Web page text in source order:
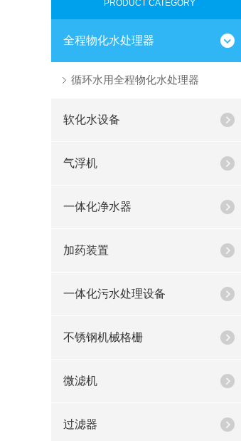
PRODUCT CATEGORY
全程物化水处理器
循环水用全程物化水处理器
软化水设备
气浮机
一体化净水器
加药装置
一体化污水处理设备
不锈钢机械格栅
微滤机
过滤器